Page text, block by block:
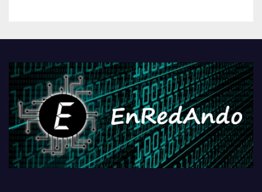
PlayStationeko bideojoko